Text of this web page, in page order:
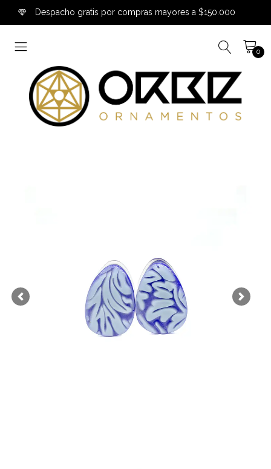
Despacho gratis por compras mayores a $150.000
0
Previous Next